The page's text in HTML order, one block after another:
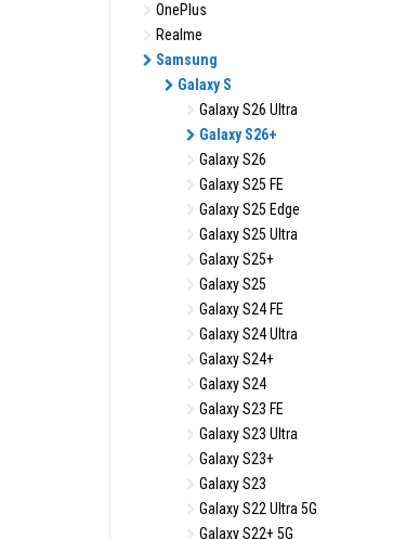
OnePlus
Realme
Samsung
Galaxy S
Galaxy S26 Ultra
Galaxy S26+
Galaxy S26
Galaxy S25 FE
Galaxy S25 Edge
Galaxy S25 Ultra
Galaxy S25+
Galaxy S25
Galaxy S24 FE
Galaxy S24 Ultra
Galaxy S24+
Galaxy S24
Galaxy S23 FE
Galaxy S23 Ultra
Galaxy S23+
Galaxy S23
Galaxy S22 Ultra 5G
Galaxy S22+ 5G